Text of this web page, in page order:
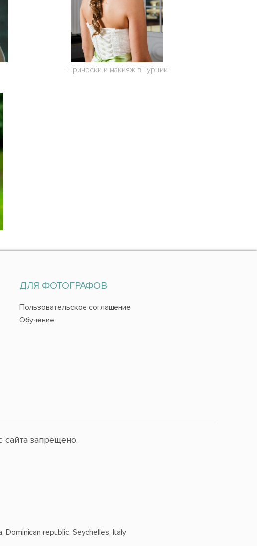
Прически и макияж в Турции
ДЛЯ ФОТОГРАФОВ
Пользовательское соглашение
Обучение
запрещено.
Dominican republic, Seychelles, Italy